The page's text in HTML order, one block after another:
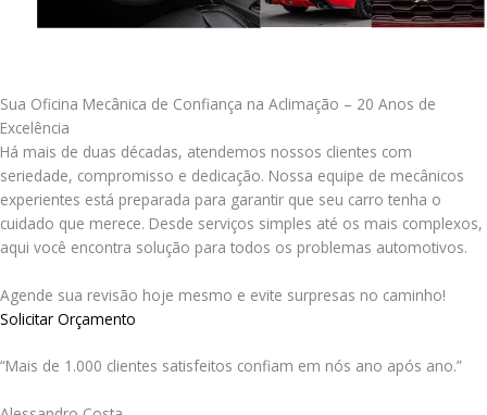
Sua Oficina Mecânica de Confiança na Aclimação – 20 Anos de
Excelência
Há mais de duas décadas, atendemos nossos clientes com
seriedade, compromisso e dedicação. Nossa equipe de mecânicos
experientes está preparada para garantir que seu carro tenha o
cuidado que merece. Desde serviços simples até os mais complexos,
aqui você encontra solução para todos os problemas automotivos.
Agende sua revisão hoje mesmo e evite surpresas no caminho!
Solicitar Orçamento
“Mais de 1.000 clientes satisfeitos confiam em nós ano após ano.”